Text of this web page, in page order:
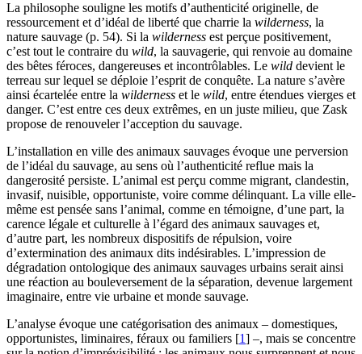
La philosophe souligne les motifs d’authenticité originelle, de
ressourcement et d’idéal de liberté que charrie la wilderness, la
nature sauvage (p. 54). Si la wilderness est perçue positivement,
c’est tout le contraire du wild, la sauvagerie, qui renvoie au domaine
des bêtes féroces, dangereuses et incontrôlables. Le wild devient le
terreau sur lequel se déploie l’esprit de conquête. La nature s’avère
ainsi écartelée entre la wilderness et le wild, entre étendues vierges et
danger. C’est entre ces deux extrêmes, en un juste milieu, que Zask
propose de renouveler l’acception du sauvage.
L’installation en ville des animaux sauvages évoque une perversion
de l’idéal du sauvage, au sens où l’authenticité reflue mais la
dangerosité persiste. L’animal est perçu comme migrant, clandestin,
invasif, nuisible, opportuniste, voire comme délinquant. La ville elle-
même est pensée sans l’animal, comme en témoigne, d’une part, la
carence légale et culturelle à l’égard des animaux sauvages et,
d’autre part, les nombreux dispositifs de répulsion, voire
d’extermination des animaux dits indésirables. L’impression de
dégradation ontologique des animaux sauvages urbains serait ainsi
une réaction au bouleversement de la séparation, devenue largement
imaginaire, entre vie urbaine et monde sauvage.
L’analyse évoque une catégorisation des animaux – domestiques,
opportunistes, liminaires, féraux ou familiers [1] –, mais se concentre